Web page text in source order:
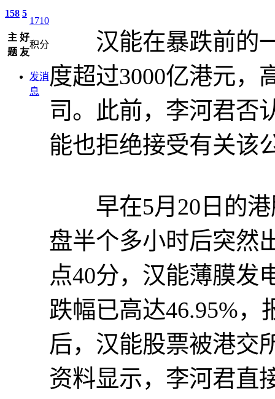
158
主
题
5
好
友
1710
积分
发消
息
汉能在暴跌前的一
度超过3000亿港元，
司。此前，李河君否
能也拒绝接受有关该
早在5月20日的港
盘半个多小时后突然
点40分，汉能薄膜发
跌幅已高达46.95%，
后，汉能股票被港交
资料显示，李河君直